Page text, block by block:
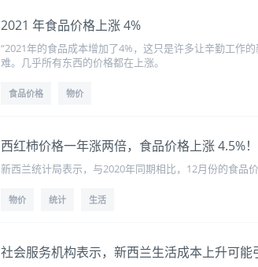
2021 年食品价格上涨 4%
“2021年的食品成本增加了4%，这只是许多让辛勤工作
难。几乎所有东西的价格都在上涨。
食品价格 物价
西红柿价格一年涨两倍，食品价格上涨 4.5%！
新西兰统计局表示，与2020年同期相比，12月份的食品
物价 统计 生活
社会服务机构表示，新西兰生活成本上升可能